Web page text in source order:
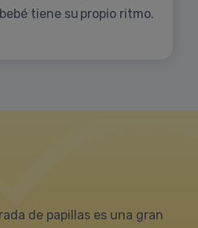
tiene su propio ritmo.
de papillas es una gran